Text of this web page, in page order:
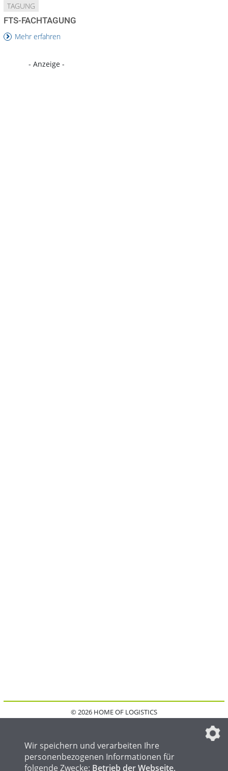
TAGUNG
FTS-FACHTAGUNG
Mehr erfahren
- Anzeige -
© 2026 HOME OF LOGISTICS
IMPRESSUM
FAQ
DATENSCHUTZEINSTELLUNGEN
Wir speichern und verarbeiten Ihre
personenbezogenen Informationen für
folgende Zwecke: Betrieb der Webseite,